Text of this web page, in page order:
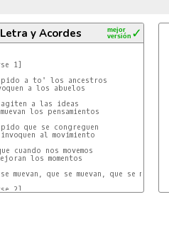
Letra y Acordes ✓
mejor
versión